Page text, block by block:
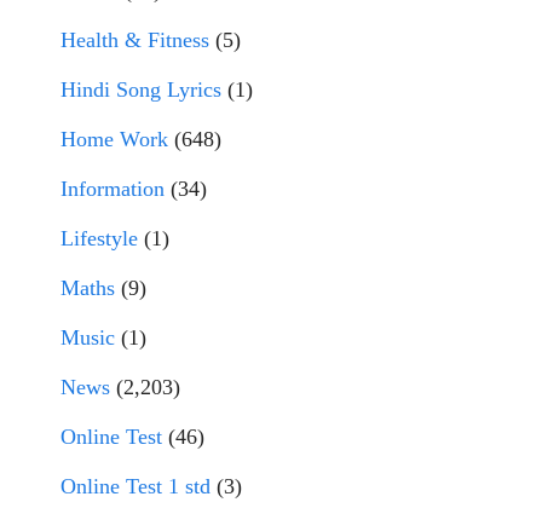
Health & Fitness (5)
Hindi Song Lyrics (1)
Home Work (648)
Information (34)
Lifestyle (1)
Maths (9)
Music (1)
News (2,203)
Online Test (46)
Online Test 1 std (3)